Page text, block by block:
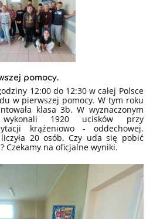
pomocy.
12:00 do 12:30 w całej Polsce
w pierwszej pomocy. W tym roku
klasa 3b. W wyznaczonym
1920 ucisków przy
krążeniowo - oddechowej.
20 osób. Czy uda się pobić
Czekamy na oficjalne wyniki.